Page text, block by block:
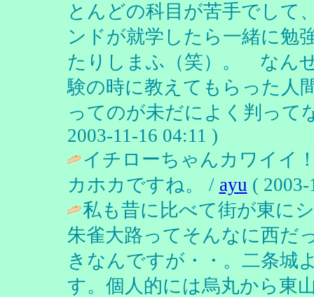
とんどの科目が苦手でして
ンドが就学したら一緒に勉
たりしまふ（笑）。 なん
験の時に教えてもらった人
ってのが未だによく判って
2003-11-16 04:11 )
イチローちゃんカワイイ
カホカですね。 / ayu (
私も昔に比べて街が東に
朱雀大路ってそんなに西だ
きなんですが・・。二条城
す。個人的には烏丸から東